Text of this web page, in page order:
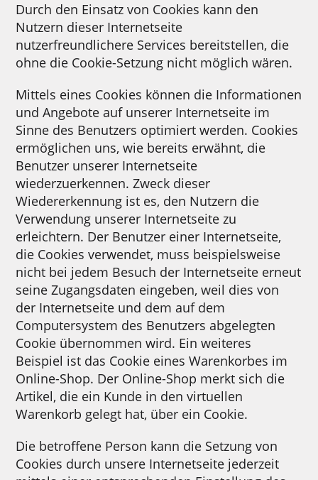
Durch den Einsatz von Cookies kann den
Nutzern dieser Internetseite
nutzerfreundlichere Services bereitstellen, die
ohne die Cookie-Setzung nicht möglich wären.
Mittels eines Cookies können die Informationen
und Angebote auf unserer Internetseite im
Sinne des Benutzers optimiert werden. Cookies
ermöglichen uns, wie bereits erwähnt, die
Benutzer unserer Internetseite
wiederzuerkennen. Zweck dieser
Wiedererkennung ist es, den Nutzern die
Verwendung unserer Internetseite zu
erleichtern. Der Benutzer einer Internetseite,
die Cookies verwendet, muss beispielsweise
nicht bei jedem Besuch der Internetseite erneut
seine Zugangsdaten eingeben, weil dies von
der Internetseite und dem auf dem
Computersystem des Benutzers abgelegten
Cookie übernommen wird. Ein weiteres
Beispiel ist das Cookie eines Warenkorbes im
Online-Shop. Der Online-Shop merkt sich die
Artikel, die ein Kunde in den virtuellen
Warenkorb gelegt hat, über ein Cookie.
Die betroffene Person kann die Setzung von
Cookies durch unsere Internetseite jederzeit